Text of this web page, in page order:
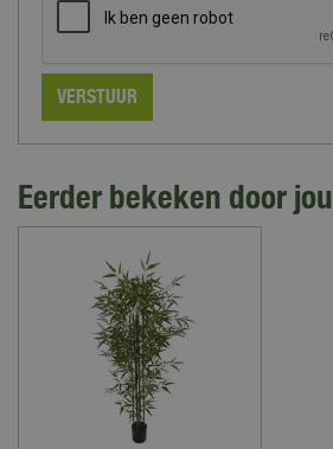
Eerder bekeken door jou